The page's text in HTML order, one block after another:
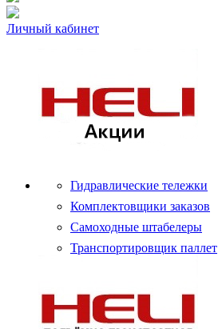
Личный кабинет
Гидравлические тележки
Комплектовщики заказов
Самоходные штабелеры
Транспортировщик паллет